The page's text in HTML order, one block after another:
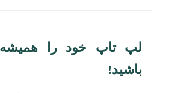
لپ تاپ خود را همیشه
باشید!